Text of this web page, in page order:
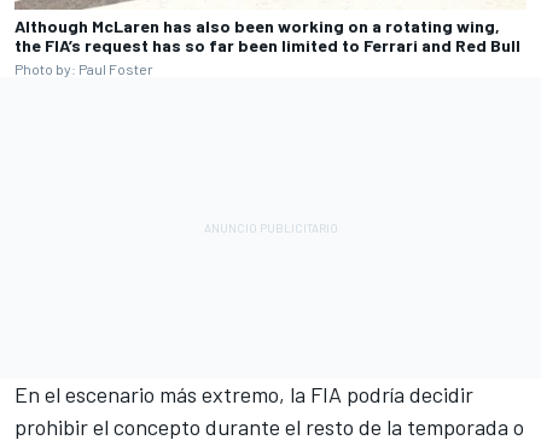
Although McLaren has also been working on a rotating wing,
the FIA’s request has so far been limited to Ferrari and Red Bull
Photo by: Paul Foster
En el escenario más extremo, la FIA podría decidir
prohibir el concepto durante el resto de la temporada o